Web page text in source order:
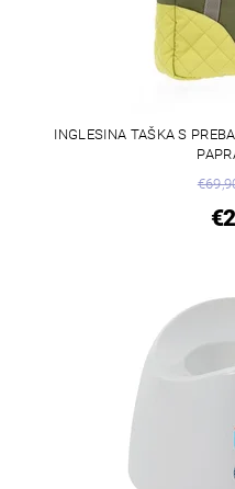
INGLESINA TAŠKA S